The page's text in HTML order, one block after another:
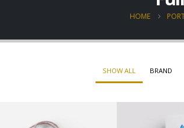
HOME
SHOW ALL BRAND